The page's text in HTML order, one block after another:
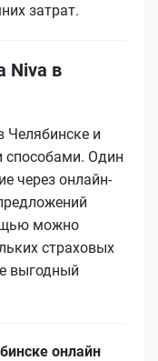
затрат.
Niva в
Челябинске и
способами. Один
через онлайн-
можно
страховых
выгодный
онлайн